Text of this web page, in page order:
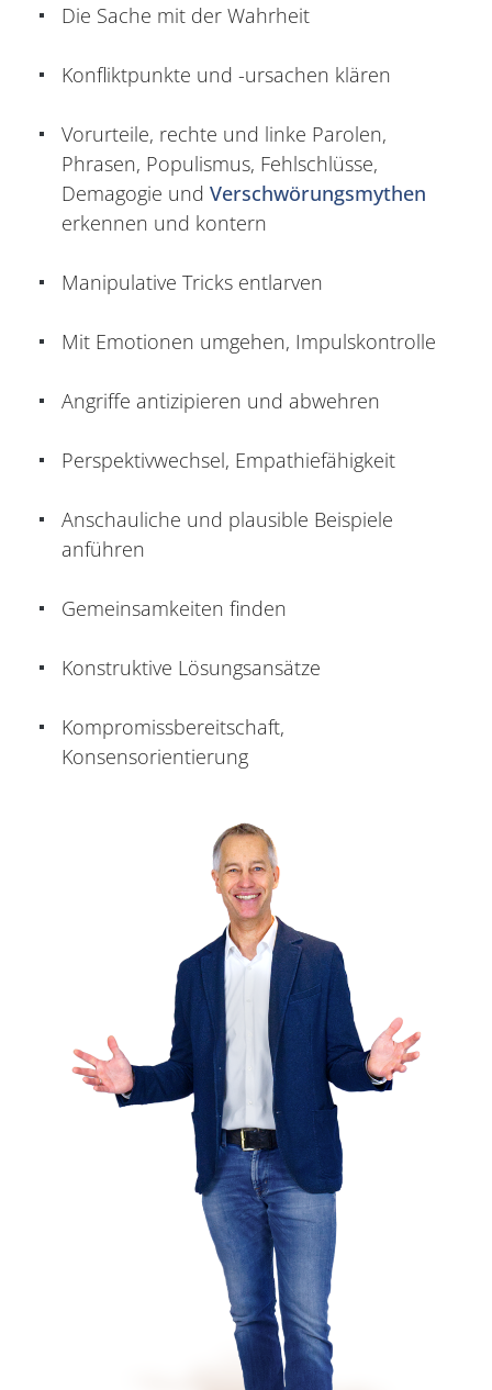
Die Sache mit der Wahrheit
Konfliktpunkte und -ursachen klären
Vorurteile, rechte und linke Parolen,
Phrasen, Populismus, Fehlschlüsse,
Demagogie und Verschwörungsmythen
erkennen und kontern
Manipulative Tricks entlarven
Mit Emotionen umgehen, Impulskontrolle
Angriffe antizipieren und abwehren
Perspektivwechsel, Empathiefähigkeit
Anschauliche und plausible Beispiele
anführen
Gemeinsamkeiten finden
Konstruktive Lösungsansätze
Kompromissbereitschaft,
Konsensorientierung